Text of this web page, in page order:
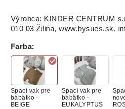
Výrobca: KINDER CENTRUM
010 03 Žilina, www.bysues.sk,
Farba:
Spací vak pre
bábätko -
BEIGE
Spací vak pre
bábätko -
EUKALYPTUS